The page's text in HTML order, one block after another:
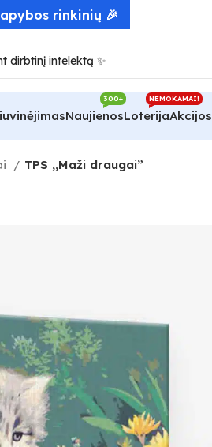
Naujienos
300+
Loterija
NEMOKAMAI!
Akcijos
TPS ,,Maži draugai”
rinkinių 🎉